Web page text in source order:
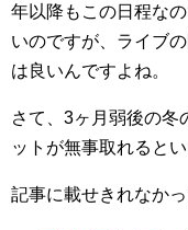
年以降もこの日程な
いのですが、ライブ
は良いんですよね。
さて、3ヶ月弱後の冬
ットが無事取れるとい
記事に載せきれなか